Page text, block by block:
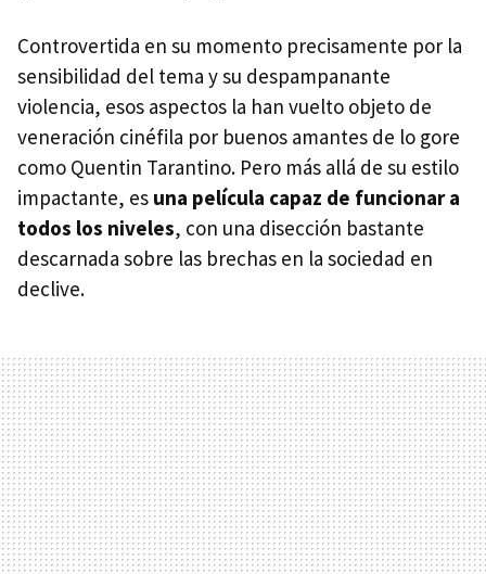
Controvertida en su momento precisamente por la
sensibilidad del tema y su despampanante
violencia, esos aspectos la han vuelto objeto de
veneración cinéfila por buenos amantes de lo gore
como Quentin Tarantino. Pero más allá de su estilo
impactante, es una película capaz de funcionar a
todos los niveles, con una disección bastante
descarnada sobre las brechas en la sociedad en
declive.